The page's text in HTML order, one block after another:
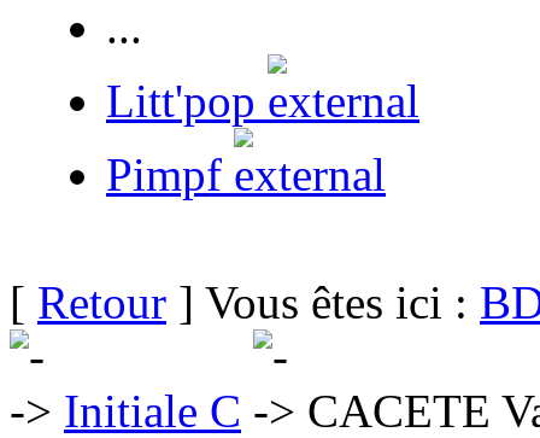
...
Litt'pop
Pimpf
[ Retour ] Vous êtes ici :
Initiale C
CACETE